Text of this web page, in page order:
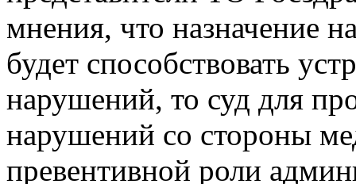
мнения, что назначение
будет способствовать
нарушений, то суд для
нарушений со стороны
превентивной роли